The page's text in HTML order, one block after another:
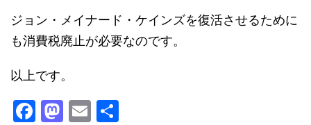
ジョン・メイナード・ケインズを復活させるために
も消費税廃止が必要なのです。
以上です。
F
M E